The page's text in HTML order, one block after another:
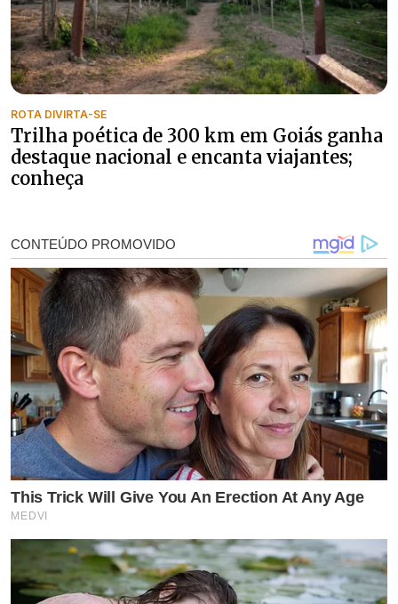
ROTA DIVIRTA-SE
Trilha poética de 300 km em Goiás ganha
destaque nacional e encanta viajantes;
conheça